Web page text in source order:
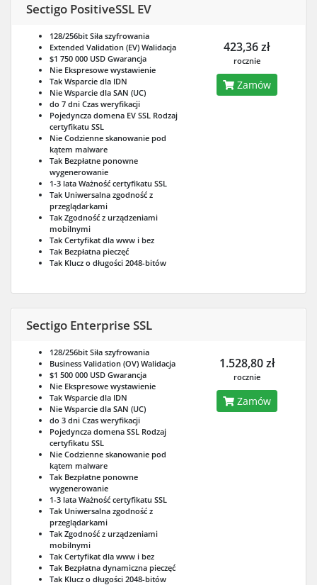
Sectigo PositiveSSL EV
128/256bit Siła szyfrowania
Extended Validation (EV) Walidacja
$1 750 000 USD Gwarancja
Nie Ekspresowe wystawienie
Tak Wsparcie dla IDN
Nie Wsparcie dla SAN (UC)
do 7 dni Czas weryfikacji
Pojedyncza domena EV SSL Rodzaj
certyfikatu SSL
Nie Codzienne skanowanie pod
kątem malware
Tak Bezpłatne ponowne
wygenerowanie
1-3 lata Ważność certyfikatu SSL
Tak Uniwersalna zgodność z
przeglądarkami
Tak Zgodność z urządzeniami
mobilnymi
Tak Certyfikat dla www i bez
Tak Bezpłatna pieczęć
Tak Klucz o długości 2048-bitów
423,36 zł
rocznie
Zamów
Sectigo Enterprise SSL
128/256bit Siła szyfrowania
Business Validation (OV) Walidacja
$1 500 000 USD Gwarancja
Nie Ekspresowe wystawienie
Tak Wsparcie dla IDN
Nie Wsparcie dla SAN (UC)
do 3 dni Czas weryfikacji
Pojedyncza domena SSL Rodzaj
certyfikatu SSL
Nie Codzienne skanowanie pod
kątem malware
Tak Bezpłatne ponowne
wygenerowanie
1-3 lata Ważność certyfikatu SSL
Tak Uniwersalna zgodność z
przeglądarkami
Tak Zgodność z urządzeniami
mobilnymi
Tak Certyfikat dla www i bez
Tak Bezpłatna dynamiczna pieczęć
Tak Klucz o długości 2048-bitów
1.528,80 zł
rocznie
Zamów